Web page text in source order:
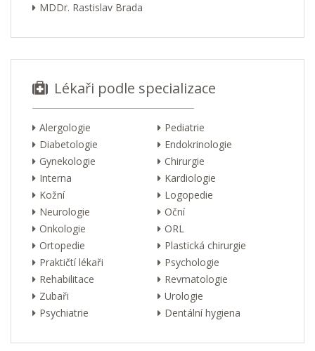
MDDr. Rastislav Brada
Lékaři podle specializace
Alergologie
Pediatrie
Diabetologie
Endokrinologie
Gynekologie
Chirurgie
Interna
Kardiologie
Kožní
Logopedie
Neurologie
Oční
Onkologie
ORL
Ortopedie
Plastická chirurgie
Praktičtí lékaři
Psychologie
Rehabilitace
Revmatologie
Zubaři
Urologie
Psychiatrie
Dentální hygiena